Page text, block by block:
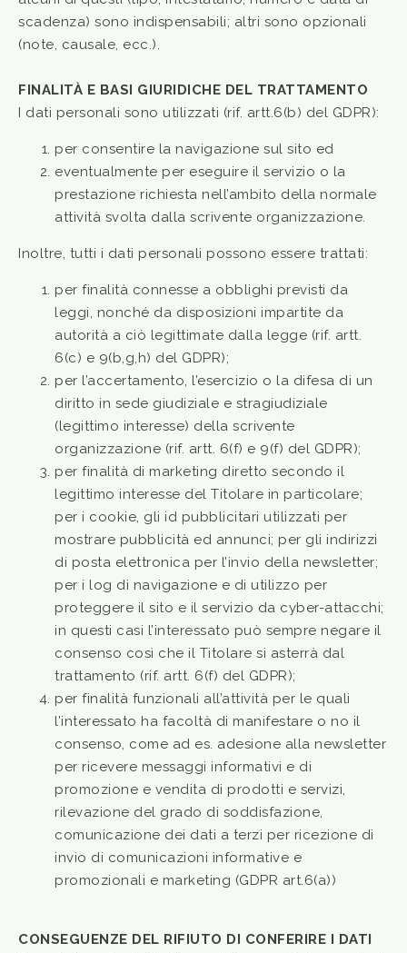
scadenza) sono indispensabili; altri sono opzionali
(note, causale, ecc.).
FINALITÀ E BASI GIURIDICHE DEL TRATTAMENTO
I dati personali sono utilizzati (rif. artt.6(b) del GDPR):
per consentire la navigazione sul sito ed
eventualmente per eseguire il servizio o la
prestazione richiesta nell’ambito della normale
attività svolta dalla scrivente organizzazione.
Inoltre, tutti i dati personali possono essere trattati:
per finalità connesse a obblighi previsti da
leggi, nonché da disposizioni impartite da
autorità a ciò legittimate dalla legge (rif. artt.
6(c) e 9(b,g,h) del GDPR);
per l’accertamento, l’esercizio o la difesa di un
diritto in sede giudiziale e stragiudiziale
(legittimo interesse) della scrivente
organizzazione (rif. artt. 6(f) e 9(f) del GDPR);
per finalità di marketing diretto secondo il
legittimo interesse del Titolare in particolare;
per i cookie, gli id pubblicitari utilizzati per
mostrare pubblicità ed annunci; per gli indirizzi
di posta elettronica per l’invio della newsletter;
per i log di navigazione e di utilizzo per
proteggere il sito e il servizio da cyber-attacchi;
in questi casi l’interessato può sempre negare il
consenso così che il Titolare si asterrà dal
trattamento (rif. artt. 6(f) del GDPR);
per finalità funzionali all’attività per le quali
l’interessato ha facoltà di manifestare o no il
consenso, come ad es. adesione alla newsletter
per ricevere messaggi informativi e di
promozione e vendita di prodotti e servizi,
rilevazione del grado di soddisfazione,
comunicazione dei dati a terzi per ricezione di
invio di comunicazioni informative e
promozionali e marketing (GDPR art.6(a))
CONSEGUENZE DEL RIFIUTO DI CONFERIRE I DATI